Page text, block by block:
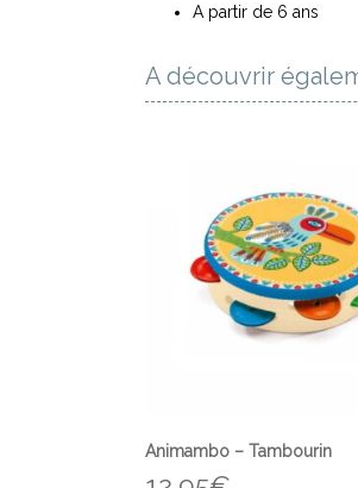
A partir de 6 ans
A découvrir
Animambo – Tambourin